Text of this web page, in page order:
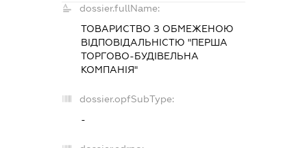
dossier.fullName:
ТОВАРИСТВО З ОБМЕЖЕНОЮ
ВІДПОВІДАЛЬНІСТЮ "ПЕРША
ТОРГОВО-БУДІВЕЛЬНА
КОМПАНІЯ"
dossier.opfSubType:
-